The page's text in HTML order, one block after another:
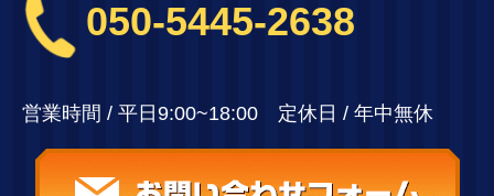
050-5445-2638
営業時間 / 平日9:00~18:00 定休日 / 年中無休